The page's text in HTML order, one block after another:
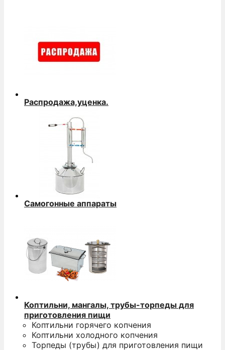
Распродажа,уценка.
Самогонные аппараты
Коптильни, мангалы, трубы-торпеды для
приготовления пищи
Коптильни горячего копчения
Коптильни холодного копчения
Торпеды (трубы) для приготовления пищи